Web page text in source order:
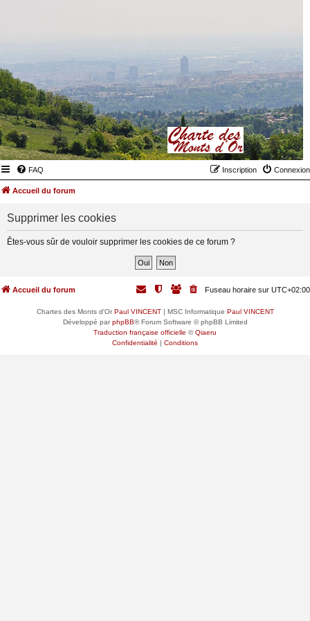
FAQ Connexion
Inscription
Accueil du forum
Supprimer les cookies
Êtes-vous sûr de vouloir supprimer les cookies de ce forum ?
Accueil du forum Fuseau horaire sur UTC+02:00
Chartes des Monts d'OrPaul VINCENT| MSC Informatique Paul VINCENT
Développé parphpBB® Forum Software © phpBB Limited
Traduction française officielle ©Qiaeru
Confidentialité | Conditions